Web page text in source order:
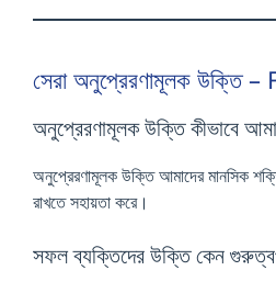
সেরা অনুপ্রেরণামূলক উক্তি –
অনুপ্রেরণামূলক উক্তি কীভাবে
অনুপ্রেরণামূলক উক্তি আমাদের মানসিক
রাখতে সহায়তা করে।
সফল ব্যক্তিদের উক্তি কেন